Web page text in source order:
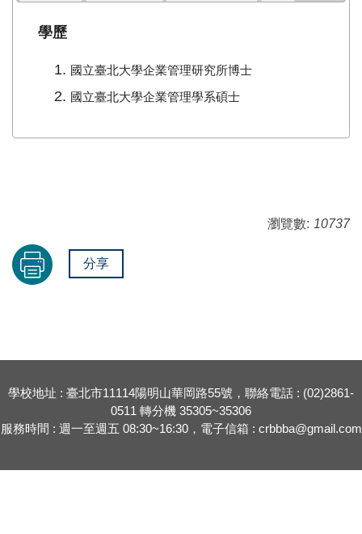
學歷
國立臺北大學企業管理研究所博士
國立臺北大學企業管理學系碩士
瀏覽數: 10737
分享
學校地址 : 臺北市11114陽明山華岡路55號，聯絡電話 : (02)2861-
0511 轉分機 35305~35306
服務時間 : 週一至週五 08:30~16:30，電子信箱 : crbbba@gmail.com